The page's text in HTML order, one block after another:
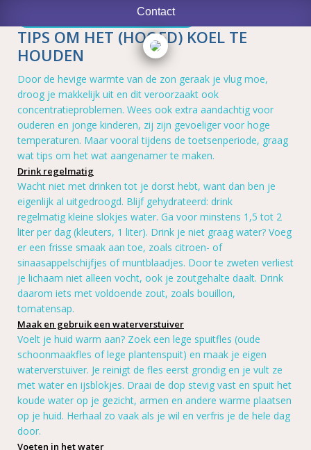
Contact
TIPS OM HET (HOOFD) KOEL TE
HOUDEN
Door de hevige warmte van de zon geraak je vlug moe,
droog je makkelijk uit en dit veroorzaakt ook
concentratieproblemen. Wees ook extra aandachtig voor
ouderen en jonge kinderen, zij zijn gevoeliger voor hoge
temperaturen. Maar vooral tijdens de toetsenperiode, graag
wat tips om het wat aangenamer te maken.
Drink regelmatig
Wacht niet met drinken tot je dorst hebt, want dan ben je
eigenlijk al uitgedroogd. Blijf gehydrateerd: drink
regelmatig kleine slokjes water. Ga voor minstens 1,5 tot 2
liter per dag (kleuters, 1 liter). Drink je niet graag water? Voeg
er een frisse smaak aan toe, zoals citroen- of
sinaasappelschijfjes of muntblaadjes. Door te zweten verliest
je lichaam niet alleen vocht, ook je zoutgehalte daalt. Drink
daarom iets met voldoende zout, zoals bouillon,
tomatensap.
Maak en gebruik een waterverstuiver
Voelt je huid warm aan? Zoek een lege spuitfles (oude
schoonmaakfles of lege plantenspuit) en maak je eigen
waterverstuiver. Je reinigt de fles eerst grondig en je vult ze
met water en ijsblokjes. Draai de dop stevig vast en spuit het
koude water op je gezicht, armen en andere warme plaatsen
op je huid. Herhaal zo vaak als je wil en verfris je de hele dag
door.
Voeten in het water